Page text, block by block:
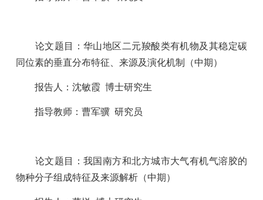
论文题目：华山地区二元羧酸类有机物及其稳定碳
同位素的垂直分布特征、来源及演化机制
（中期）
报告人：沈敏霞 博士研究生
指导教师：曹军骥 研究员
论文题目：我国南方和北方城市大气有机气溶胶的
物种分子组成特征及来源解析 （中期）